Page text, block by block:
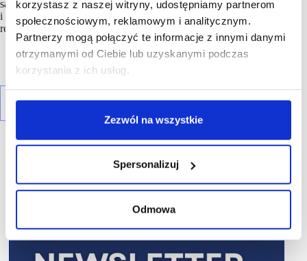
korzystasz z naszej witryny, udostępniamy partnerom
społecznościowym, reklamowym i analitycznym.
Partnerzy mogą połączyć te informacje z innymi danymi
otrzymanymi od Ciebie lub uzyskanymi podczas
korzystania z ich usług.
Zezwól na wszystkie
Spersonalizuj
Odmowa
są z myślą o wychodzeniu naprzeciw oczekiwaniom rynku
i pokazywaniu, że determinacja w realizacji celów przynosi
realne efekty.
R E K L A M A